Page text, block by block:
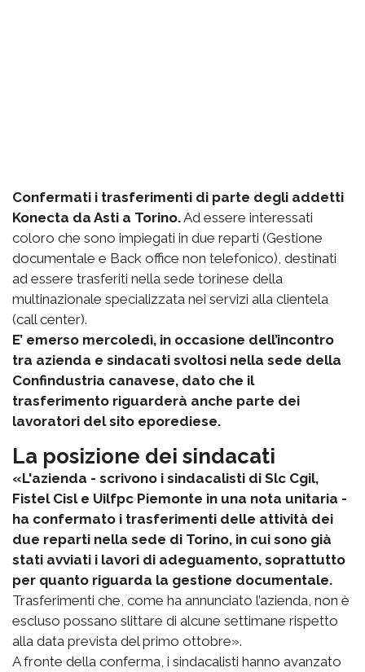
Confermati i trasferimenti di parte degli addetti
Konecta da Asti a Torino.Ad essere interessati
coloro che sono impiegati in due reparti (Gestione
documentale e Back office non telefonico), destinati
ad essere trasferiti nella sede torinese della
multinazionale specializzata nei servizi alla clientela
(call center).
E’ emerso mercoledì, in occasione dell’incontro
tra azienda e sindacati svoltosi nella sede della
Confindustria canavese, dato che il
trasferimento riguarderà anche parte dei
lavoratori del sito eporediese.
La posizione dei sindacati
«L'azienda - scrivono i sindacalisti di Slc Cgil,
Fistel Cisl e Uilfpc Piemonte in una nota unitaria -
ha confermato i trasferimenti delle attività dei
due reparti nella sede di Torino, in cui sono già
stati avviati i lavori di adeguamento, soprattutto
per quanto riguarda la gestione documentale.
Trasferimenti che, come ha annunciato l’azienda, non è
escluso possano slittare di alcune settimane rispetto
alla data prevista del primo ottobre».
A fronte della conferma, i sindacalisti hanno avanzato